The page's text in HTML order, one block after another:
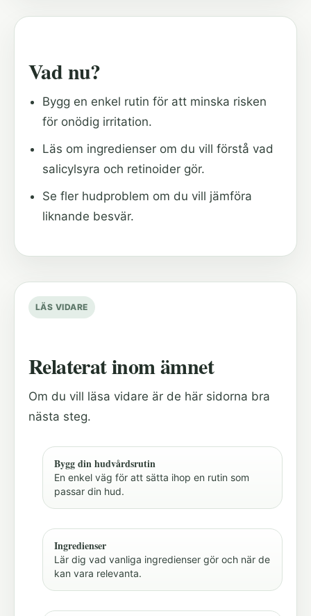
Vad nu?
Bygg en enkel rutin för att minska risken
för onödig irritation.
Läs om ingredienser om du vill förstå vad
salicylsyra och retinoider gör.
Se fler hudproblem om du vill jämföra
liknande besvär.
LÄS VIDARE
Relaterat inom ämnet
Om du vill läsa vidare är de här sidorna bra
nästa steg.
Bygg din hudvårdsrutin
En enkel väg för att sätta ihop en rutin som
passar din hud.
Ingredienser
Lär dig vad vanliga ingredienser gör och när de
kan vara relevanta.